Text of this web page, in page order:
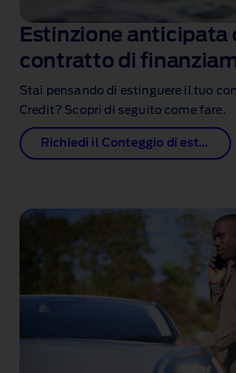
Estinzione anticipata
contratto di
Stai pensando di estinguere il tuo
Credit? Scopri di seguito come fare.
Richiedi il Conteggio di estinzione